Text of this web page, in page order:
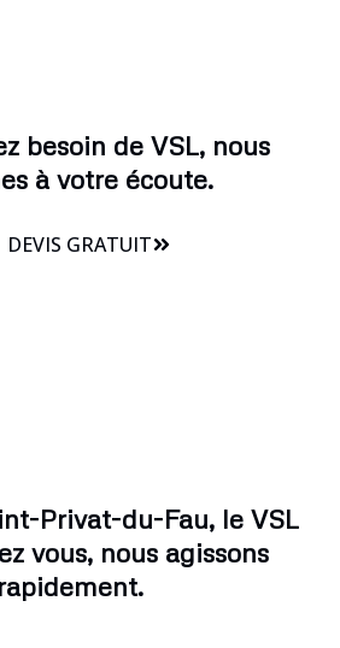
besoin de VSL, nous
à votre écoute.
DEVIS GRATUIT
Privat-du-Fau, le VSL
vous, nous agissons
rapidement.